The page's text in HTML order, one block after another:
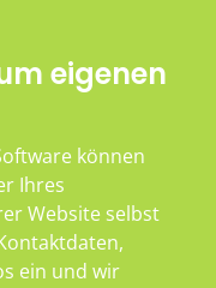
eigenen
können
Ihres
Website selbst
ein und wir